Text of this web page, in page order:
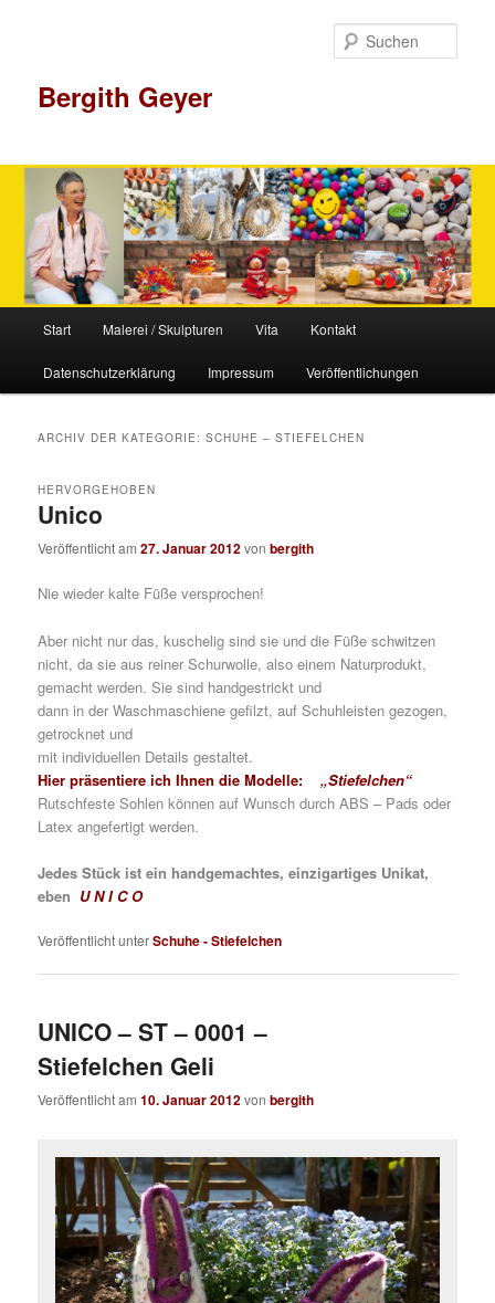
Bergith Geyer
Start Malerei / Skulpturen Vita Kontakt
Datenschutzerklärung Impressum Veröffentlichungen
ARCHIV DER KATEGORIE:SCHUHE – STIEFELCHEN
Unico
HERVORGEHOBEN
Veröffentlicht am27. Januar 2012vonbergith
Nie wieder kalte Füße versprochen!
Aber nicht nur das, kuschelig sind sie und die Füße schwitzen
nicht, da sie aus reiner Schurwolle, also einem Naturprodukt,
gemacht werden. Sie sind handgestrickt und
dann in der Waschmaschiene gefilzt, auf Schuhleisten gezogen,
getrocknet und
mit individuellen Details gestaltet.
Hier präsentiere ich Ihnen die Modelle:
„Stiefelchen“
Rutschfeste Sohlen können auf Wunsch durch ABS – Pads oder
Latex angefertigt werden.
Jedes Stück ist ein handgemachtes, einzigartiges Unikat,
eben U N I C O
Veröffentlicht unterSchuhe - Stiefelchen
UNICO – ST – 0001 –
Stiefelchen Geli
Veröffentlicht am10. Januar 2012vonbergith